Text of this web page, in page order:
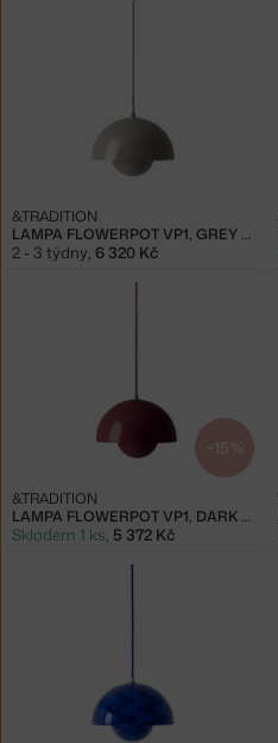
LAMPA FLOWERPOT VP1, GREY BEIGE
&TRADITION
2 - 3 týdny, 6 320 Kč
−15 %
LAMPA FLOWERPOT VP1, DARK PLUM
&TRADITION
Skladem 1 ks, 5 372 Kč